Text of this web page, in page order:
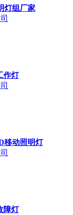
灯组厂家
作灯
移动照明灯
障灯